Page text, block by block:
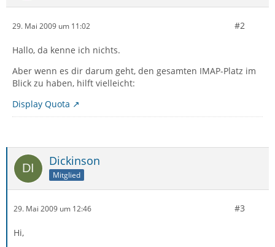
29. Mai 2009 um 11:02 #2
Hallo, da kenne ich nichts.
Aber wenn es dir darum geht, den gesamten IMAP-Platz im
Blick zu haben, hilft vielleicht:
Display Quota
Dickinson
Mitglied
29. Mai 2009 um 12:46 #3
Hi,